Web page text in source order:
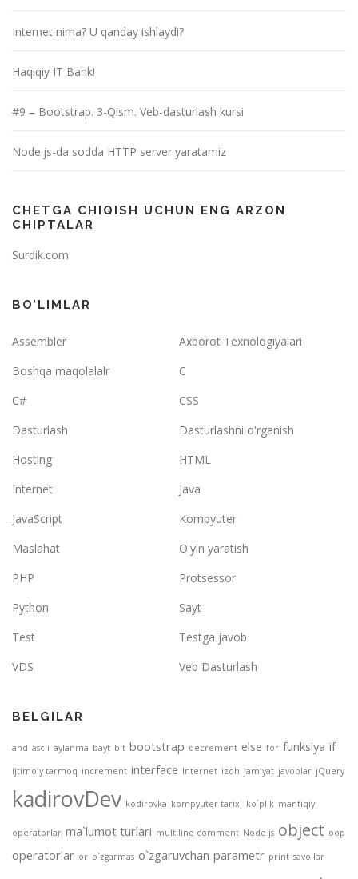
Internet nima? U qanday ishlaydi?
Haqiqiy IT Bank!
#9 – Bootstrap. 3-Qism. Veb-dasturlash kursi
Node.js-da sodda HTTP server yaratamiz
CHETGA CHIQISH UCHUN ENG ARZON
CHIPTALAR
Surdik.com
BO’LIMLAR
Assembler
Axborot Texnologiyalari
Boshqa maqolalalr
C
C#
CSS
Dasturlash
Dasturlashni o'rganish
Hosting
HTML
Internet
Java
JavaScript
Kompyuter
Maslahat
O'yin yaratish
PHP
Protsessor
Python
Sayt
Test
Testga javob
VDS
Veb Dasturlash
BELGILAR
and ascii aylanma bayt bit bootstrap decrement else for funksiya if
ijtimoiy tarmoq increment interface Internet izoh jamiyat javoblar jQuery
kadirovDev kodirovka kompyuter tarixi ko`plik mantiqiy
operatorlar ma`lumot turlari multiline comment Node.js object oop
operatorlar or o`zgarmas o`zgaruvchan parametr print savollar